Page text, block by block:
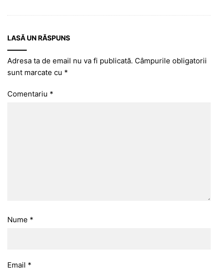
LASĂ UN RĂSPUNS
Adresa ta de email nu va fi publicată. Câmpurile obligatorii
sunt marcate cu *
Comentariu *
Nume *
Email *